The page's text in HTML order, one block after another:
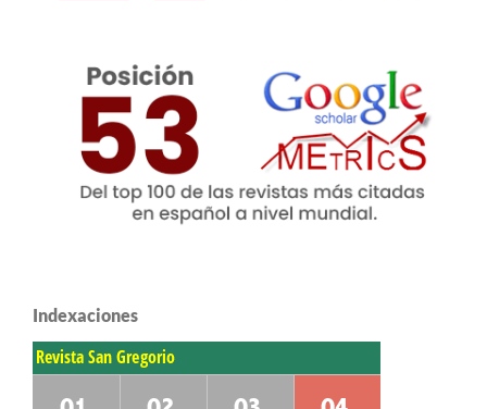
Indexaciones